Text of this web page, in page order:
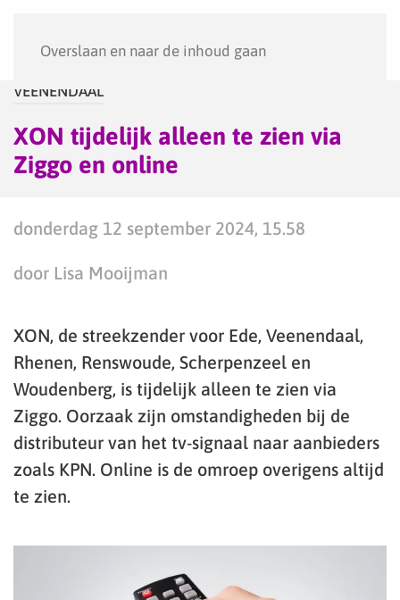
Overslaan en naar de inhoud gaan
VEENENDAAL
XON tijdelijk alleen te zien via
Ziggo en online
donderdag 12 september 2024, 15.58
door Lisa Mooijman
XON, de streekzender voor Ede, Veenendaal,
Rhenen, Renswoude, Scherpenzeel en
Woudenberg, is tijdelijk alleen te zien via
Ziggo. Oorzaak zijn omstandigheden bij de
distributeur van het tv-signaal naar aanbieders
zoals KPN. Online is de omroep overigens altijd
te zien.